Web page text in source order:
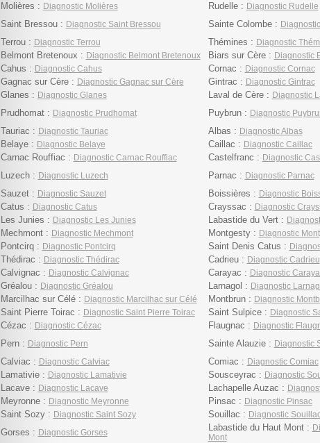
Molières : Diagnostic Molières Rudelle : Diagnostic Rudelle
Saint Bressou : Diagnostic Saint Bressou Sainte Colombe :
Terrou : Diagnostic Terrou Thémines : Diagnostic
Belmont Bretenoux : Diagnostic Belmont Bretenoux Biars sur Cère : Diagnostic
Cahus : Diagnostic Cahus Cornac : Diagnostic Cornac
Gagnac sur Cère : Diagnostic Gagnac sur Cère Gintrac : Diagnostic Gintrac
Glanes : Diagnostic Glanes Laval de Cère : Diagnostic
Prudhomat : Diagnostic Prudhomat Puybrun : Diagnostic
Tauriac : Diagnostic Tauriac Albas : Diagnostic Albas
Belaye : Diagnostic Belaye Caillac : Diagnostic Caillac
Carnac Rouffiac : Diagnostic Carnac Rouffiac Castelfranc : Diagnostic
Luzech : Diagnostic Luzech Parnac : Diagnostic Parnac
Sauzet : Diagnostic Sauzet Boissières : Diagnostic
Catus : Diagnostic Catus Crayssac : Diagnostic
Les Junies : Diagnostic Les Junies Labastide du Vert :
Mechmont : Diagnostic Mechmont Montgesty : Diagnostic
Pontcirq : Diagnostic Pontcirq Saint Denis Catus :
Thédirac : Diagnostic Thédirac Cadrieu : Diagnostic Cadrieu
Calvignac : Diagnostic Calvignac Carayac : Diagnostic
Gréalou : Diagnostic Gréalou Larnagol : Diagnostic
Marcilhac sur Célé : Diagnostic Marcilhac sur Célé Montbrun : Diagnostic
Saint Pierre Toirac : Diagnostic Saint Pierre Toirac Saint Sulpice : Diagnostic
Cézac : Diagnostic Cézac Flaugnac : Diagnostic
Pern : Diagnostic Pern Sainte Alauzie : Diagnostic
Calviac : Diagnostic Calviac Comiac : Diagnostic Comiac
Lamativie : Diagnostic Lamativie Sousceyrac : Diagnostic
Lacave : Diagnostic Lacave Lachapelle Auzac :
Meyronne : Diagnostic Meyronne Pinsac : Diagnostic Pinsac
Saint Sozy : Diagnostic Saint Sozy Souillac : Diagnostic
Gorses : Diagnostic Gorses Labastide du Haut Mont :
Mont